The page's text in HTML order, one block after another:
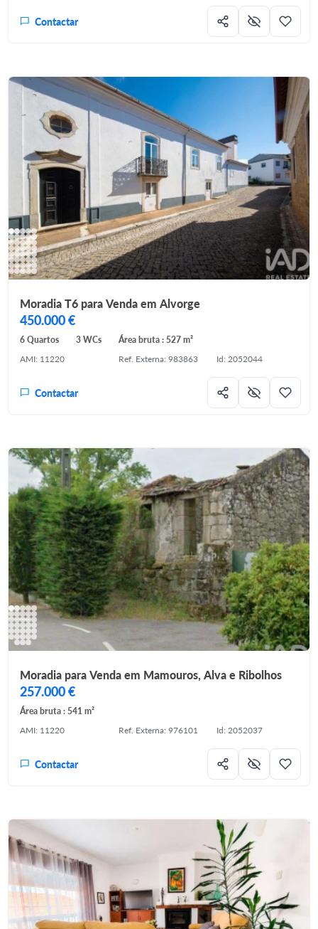
Contactar
Moradia T6 para Venda em Alvorge
450.000 €
6 Quartos 3 WCs
Área bruta : 527 m²
AMI: 11220
Ref. Externa: 983863 Id: 2052044
Contactar
Moradia para Venda em Mamouros, Alva e Ribolhos
257.000 €
Área bruta : 541 m²
AMI: 11220
Ref. Externa: 976101 Id: 2052037
Contactar